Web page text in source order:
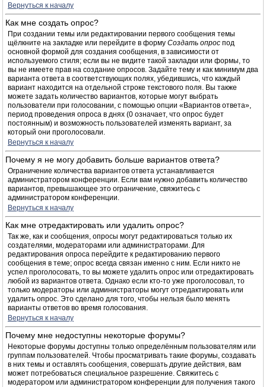
Вернуться к началу
Как мне создать опрос?
При создании темы или редактировании первого сообщения темы
щёлкните на закладке или перейдите в форму Создать опрос под
основной формой для создания сообщения, в зависимости от
используемого стиля; если вы не видите такой закладки или формы, то
вы не имеете прав на создание опросов. Задайте тему и как минимум два
варианта ответа в соответствующих полях, убедившись, что каждый
вариант находится на отдельной строке текстового поля. Вы также
можете задать количество вариантов, которые могут выбрать
пользователи при голосовании, с помощью опции «Вариантов ответа»,
период проведения опроса в днях (0 означает, что опрос будет
постоянным) и возможность пользователей изменять вариант, за
который они проголосовали.
Вернуться к началу
Почему я не могу добавить больше вариантов ответа?
Ограничение количества вариантов ответа устанавливается
администратором конференции. Если вам нужно добавить количество
вариантов, превышающее это ограничение, свяжитесь с
администратором конференции.
Вернуться к началу
Как мне отредактировать или удалить опрос?
Так же, как и сообщения, опросы могут редактироваться только их
создателями, модераторами или администраторами. Для
редактирования опроса перейдите к редактированию первого
сообщения в теме; опрос всегда связан именно с ним. Если никто не
успел проголосовать, то вы можете удалить опрос или отредактировать
любой из вариантов ответа. Однако если кто-то уже проголосовал, то
только модераторы или администраторы могут отредактировать или
удалить опрос. Это сделано для того, чтобы нельзя было менять
варианты ответов во время голосования.
Вернуться к началу
Почему мне недоступны некоторые форумы?
Некоторые форумы доступны только определённым пользователям или
группам пользователей. Чтобы просматривать такие форумы, создавать
в них темы и оставлять сообщения, совершать другие действия, вам
может потребоваться специальное разрешение. Свяжитесь с
модератором или администратором конференции для получения такого